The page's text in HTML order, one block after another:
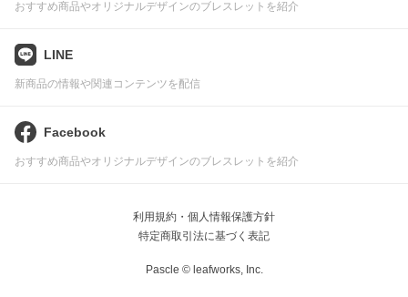
おすすめ商品やオリジナルデザインのブレスレットを紹介
LINE
新商品の情報や関連コンテンツを配信
Facebook
おすすめ商品やオリジナルデザインのブレスレットを紹介
利用規約・個人情報保護方針
特定商取引法に基づく表記
Pascle © leafworks, Inc.